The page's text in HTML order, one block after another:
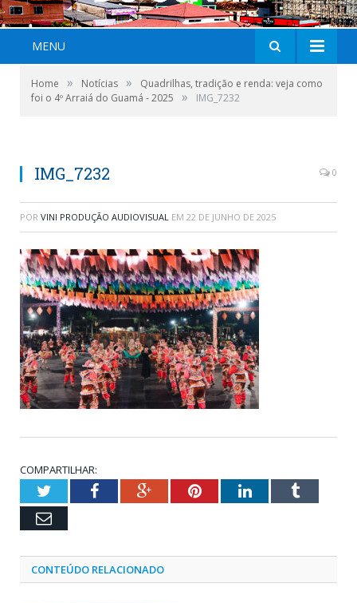
MENU
Home » Notícias »
Quadrilhas, tradição e renda: veja como
foi o 4º Arraiá do Guamá - 2025
» IMG_7232
IMG_7232 0
POR VINI PRODUÇÃO AUDIOVISUAL EM 22 DE JUNHO DE 2025
COMPARTILHAR:
TwitterFacebookGoogle+PinterestLinkedInTumblr
Email
CONTEÚDO RELACIONADO